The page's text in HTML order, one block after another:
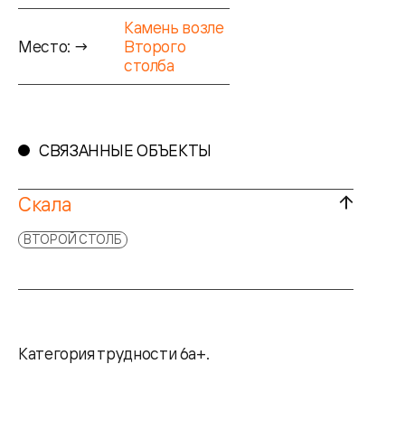
Место: →
Камень возле
Второго
столба
СВЯЗАННЫЕ ОБЪЕКТЫ
Скала
ВТОРОЙ СТОЛБ
Категория трудности 6а+.